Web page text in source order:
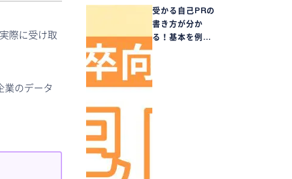
際に受け取
業のデータ
受かる自己PRの
書き方が分か
る！基本を例…